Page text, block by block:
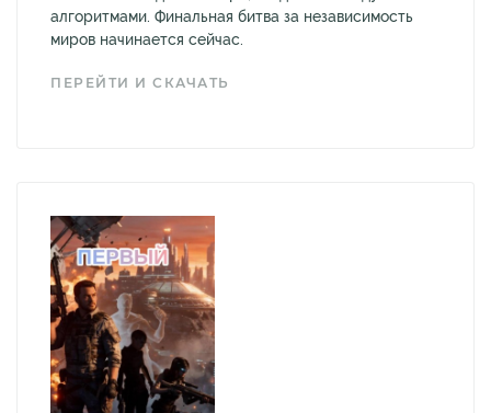
алгоритмами. Финальная битва за независимость
миров начинается сейчас.
ПЕРЕЙТИ И СКАЧАТЬ